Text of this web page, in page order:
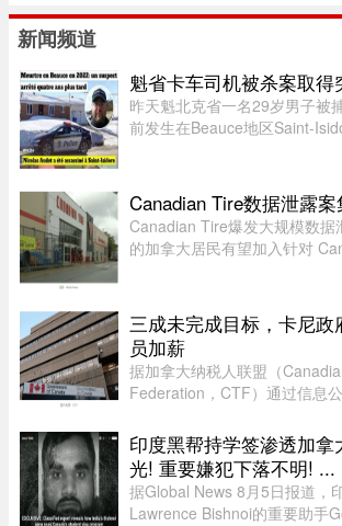
新闻频道
魁省卡车司机被杀案取得
昨天魁北克省一名29岁男子被
前发生在Beauce地区Saint-
人étienne Gourde。Gourde将
Canadian Tire数据泄露
Canadian Tire爆发大规模数据
的加拿大居民有望加入针对
数据泄露影响的 Canadian ...
三成未完成目标，卡尼政
员加薪
据加拿大纳税人联盟（
Federation，CTF）通过信息
薪。数据显示，2025 年有 78%
薪资提升，而工资下降者还不
印度黑帮持学签渗透加拿
光! 重要嫌犯下落不明! ...
据Global News 8月5日报道，
Lawrence Bishnoi的重要助手